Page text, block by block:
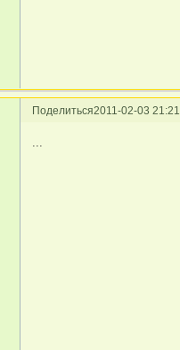
Поделиться2011-02-03